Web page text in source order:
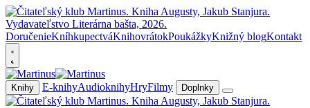
DoručenieKníhkupectváKnihovrátokPoukážkyKnižný blogKontakt
Knihy E-knihyAudioknihyHryFilmy Doplnky